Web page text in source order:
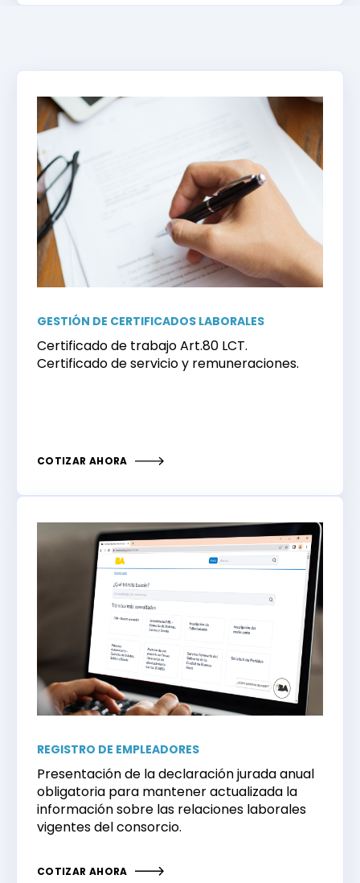
GESTIÓN DE CERTIFICADOS LABORALES
Certificado de trabajo Art.80 LCT.
Certificado de servicio y remuneraciones.
COTIZAR AHORA
REGISTRO DE EMPLEADORES
Presentación de la declaración jurada anual
obligatoria para mantener actualizada la
información sobre las relaciones laborales
vigentes del consorcio.
COTIZAR AHORA